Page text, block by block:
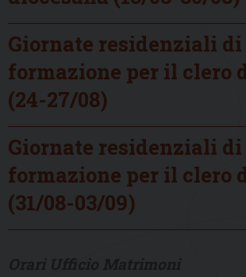
Giornate residenziali di
formazione per il clero
(24-27/08)
Giornate residenziali di
formazione per il clero
(31/08-03/09)